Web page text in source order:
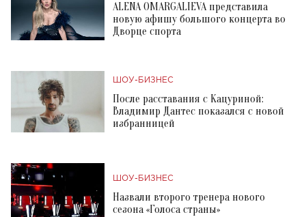
ALENA OMARGALIEVA представила
новую афишу большого концерта во
Дворце спорта
ШОУ-БИЗНЕС
После расставания с Кацуриной:
Владимир Дантес показался с новой
избранницей
ШОУ-БИЗНЕС
Назвали второго тренера нового
сезона «Голоса страны»